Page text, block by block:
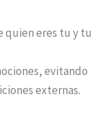
quien eres tu y tu
evitando
externas.